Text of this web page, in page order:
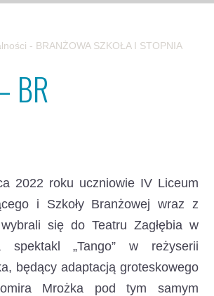
- BRANŻOWA SZKOŁA I STOPNIA
BR
2022 roku uczniowie IV Liceum
i Szkoły Branżowej wraz z
się do Teatru Zagłębia w
spektakl „Tango” w reżyserii
będący adaptacją groteskowego
Mrożka pod tym samym